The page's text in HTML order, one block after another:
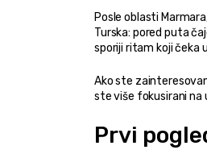
Posle oblasti
Turska: pored puta
sporiji ritam koji čeka
Ako ste
ste više fokusirani na
Prvi